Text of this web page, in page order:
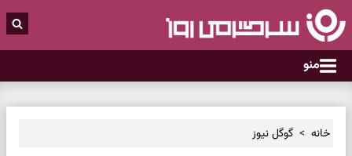
منو
خانه گوگل نیوز